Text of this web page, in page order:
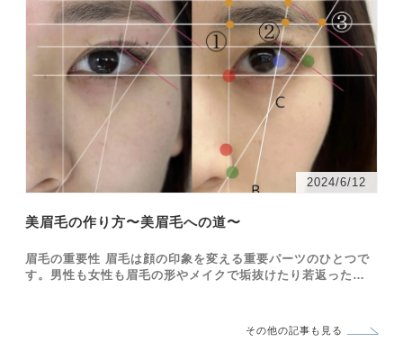
2024/6/12
美眉毛の作り方〜美眉毛への道〜
眉毛の重要性 眉毛は顔の印象を変える重要パーツのひとつで
す。男性も女性も眉毛の形やメイクで垢抜けたり若返ったり、
その他の記事も見る